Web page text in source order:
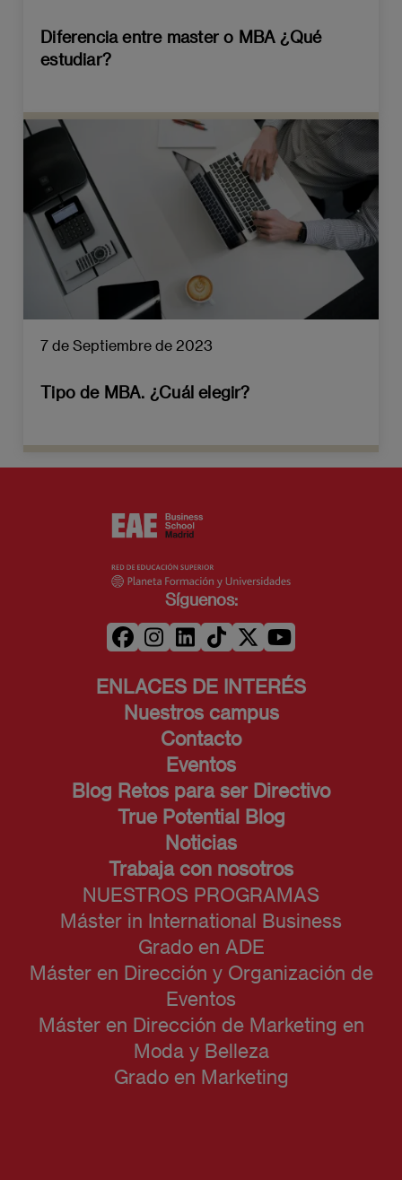
Diferencia entre master o MBA ¿Qué
estudiar?
7 de Septiembre de 2023
Tipo de MBA. ¿Cuál elegir?
Síguenos:
ENLACES DE INTERÉS
Nuestros campus
Contacto
Eventos
Blog Retos para ser Directivo
True Potential Blog
Noticias
Trabaja con nosotros
NUESTROS PROGRAMAS
Máster in International Business
Grado en ADE
Máster en Dirección y Organización de
Eventos
Máster en Dirección de Marketing en
Moda y Belleza
Grado en Marketing